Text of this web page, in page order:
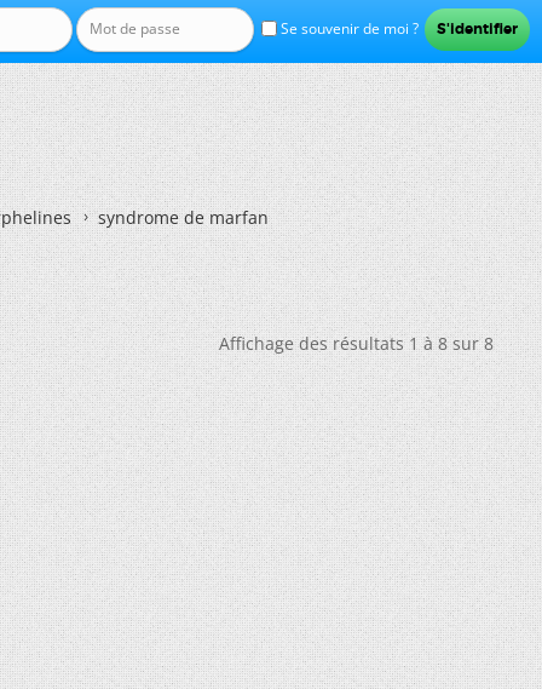
Se souvenir de moi ?
syndrome de marfan
Affichage des résultats 1 à 8 sur 8